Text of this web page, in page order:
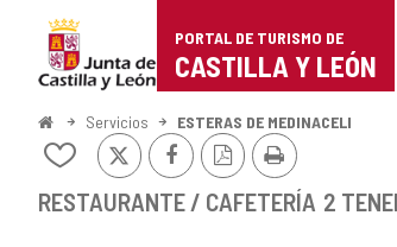
Portal
de
Turismo
Castilla
PORTAL DE TURISMO DE
CASTILLA Y LEÓN
InicioServicios ESTERAS DE MEDINACELI
Añadir/quitar
mis
X FacebookVersión
PDF
Imprimir
RESTAURANTE / CAFETERÍA 2